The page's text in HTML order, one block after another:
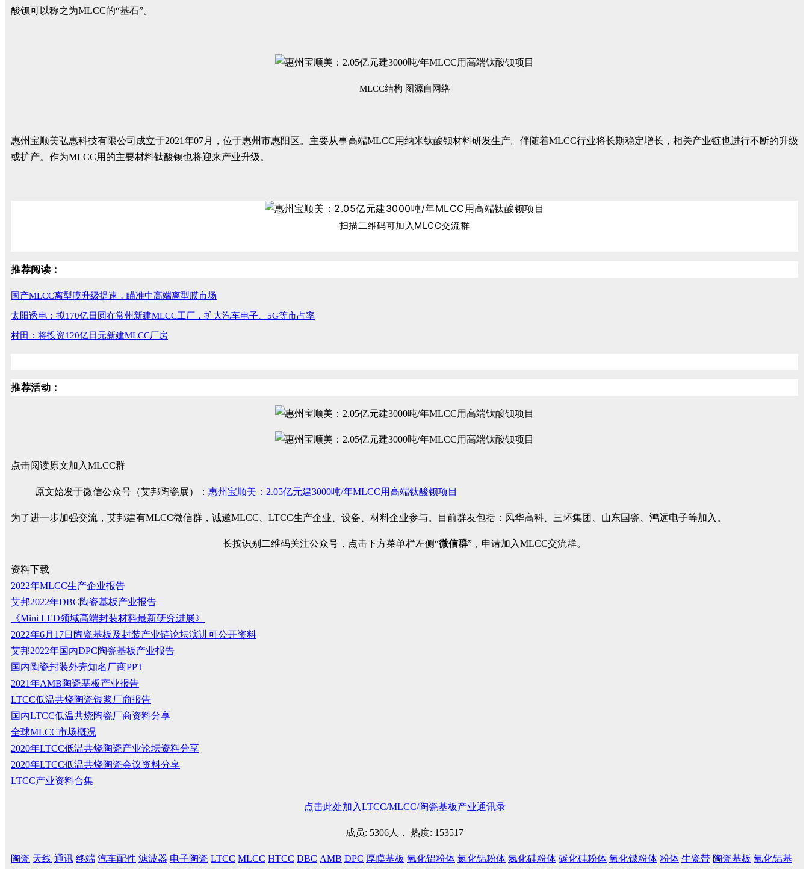
酸钡可以称之为MLCC的“基石”。
MLCC结构 图源自网络
惠州宝顺美弘惠科技有限公司成立于2021年07月，位于惠州市惠阳区。主要从事高端MLCC用纳米钛酸钡材料研发生产。伴随着MLCC行业将长期稳定增长，相关产业链也进行不断的升级
或扩产。作为MLCC用的主要材料钛酸钡也将迎来产业升级。
扫描二维码可加入MLCC交流群
推荐阅读：
国产MLCC离型膜升级提速，瞄准中高端离型膜市场
太阳诱电：拟170亿日圆在常州新建MLCC工厂，扩大汽车电子、5G等市占率
村田：将投资120亿日元新建MLCC厂房
推荐活动：
点击阅读原文加入MLCC群
原文始发于微信公众号（艾邦陶瓷展）： 惠州宝顺美：2.05亿元建3000吨/年MLCC用高端钛酸钡项目
为了进一步加强交流，艾邦建有MLCC微信群，诚邀MLCC、LTCC生产企业、设备、材料企业参与。目前群友包括：风华高科、三环集团、山东国瓷、鸿远电子等加入。
长按识别二维码关注公众号，点击下方菜单栏左侧“微信群”，申请加入MLCC交流群。
资料下载
2022年MLCC生产企业报告
艾邦2022年DBC陶瓷基板产业报告
《Mini LED领域高端封装材料最新研究进展》
2022年6月17日陶瓷基板及封装产业链论坛演讲可公开资料
艾邦2022年国内DPC陶瓷基板产业报告
国内陶瓷封装外壳知名厂商PPT
2021年AMB陶瓷基板产业报告
LTCC低温共烧陶瓷银浆厂商报告
国内LTCC低温共烧陶瓷厂商资料分享
全球MLCC市场概况
2020年LTCC低温共烧陶瓷产业论坛资料分享
2020年LTCC低温共烧陶瓷会议资料分享
LTCC产业资料合集
点击此处加入LTCC/MLCC/陶瓷基板产业通讯录
成员: 5306人， 热度: 153517
陶瓷 天线 通讯 终端 汽车配件 滤波器 电子陶瓷 LTCC MLCC HTCC DBC AMB DPC 厚膜基板 氧化铝粉体 氮化铝粉体 氮化硅粉体 碳化硅粉体 氧化铍粉体 粉体 生瓷带 陶瓷基板 氧化铝基